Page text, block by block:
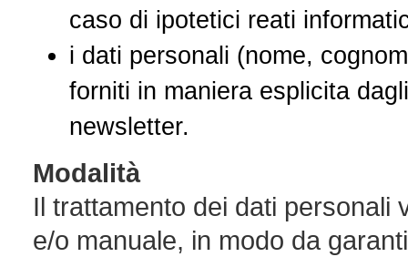
caso di ipotetici reati
i dati personali (nome,
forniti in maniera esplicita
newsletter.
Modalità
Il trattamento dei dati personali
e/o manuale, in modo da